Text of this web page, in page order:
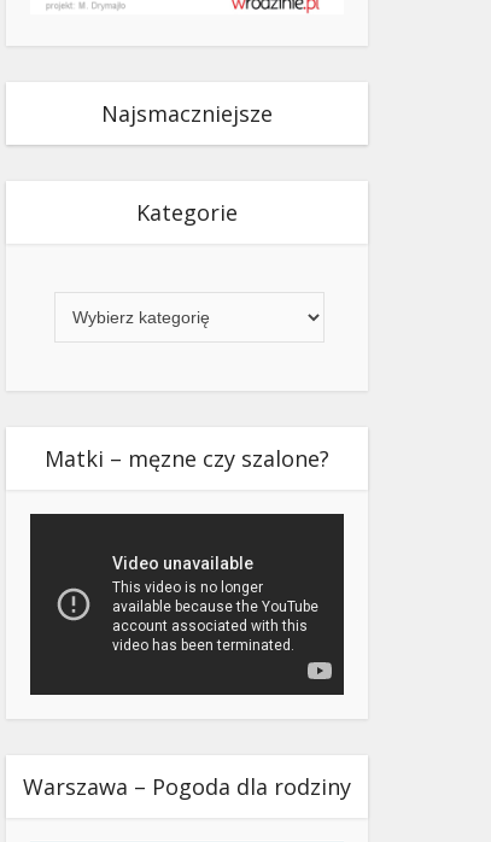
Najsmaczniejsze
Kategorie
Matki – męzne czy szalone?
Warszawa – Pogoda dla rodziny